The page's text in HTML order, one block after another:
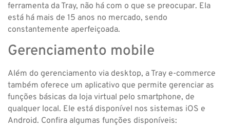
ferramenta da Tray, não há com o que se preocupar. Ela
está há mais de 15 anos no mercado, sendo
constantemente aperfeiçoada.
Gerenciamento mobile
Além do gerenciamento via desktop, a Tray e-commerce
também oferece um aplicativo que permite gerenciar as
funções básicas da loja virtual pelo smartphone, de
qualquer local. Ele está disponível nos sistemas iOS e
Android. Confira algumas funções disponíveis: